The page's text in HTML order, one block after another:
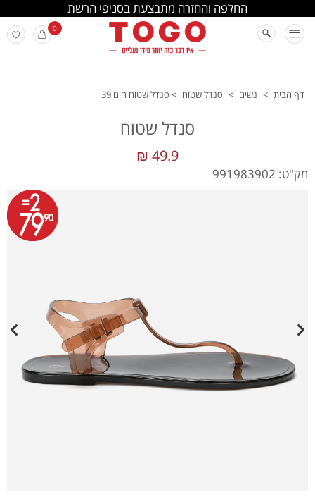
החלפה והחזרה מתבצעת בסניפי הרשת
0
דף הבית > נשים > סנדל שטוח > סנדל שטוח חום 39
סנדל שטוח
49.9 ₪
מק"ט: 991983902